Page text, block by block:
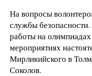
На вопросы
службы
работы на
мероприятиях
Мирликийского в
Соколов.